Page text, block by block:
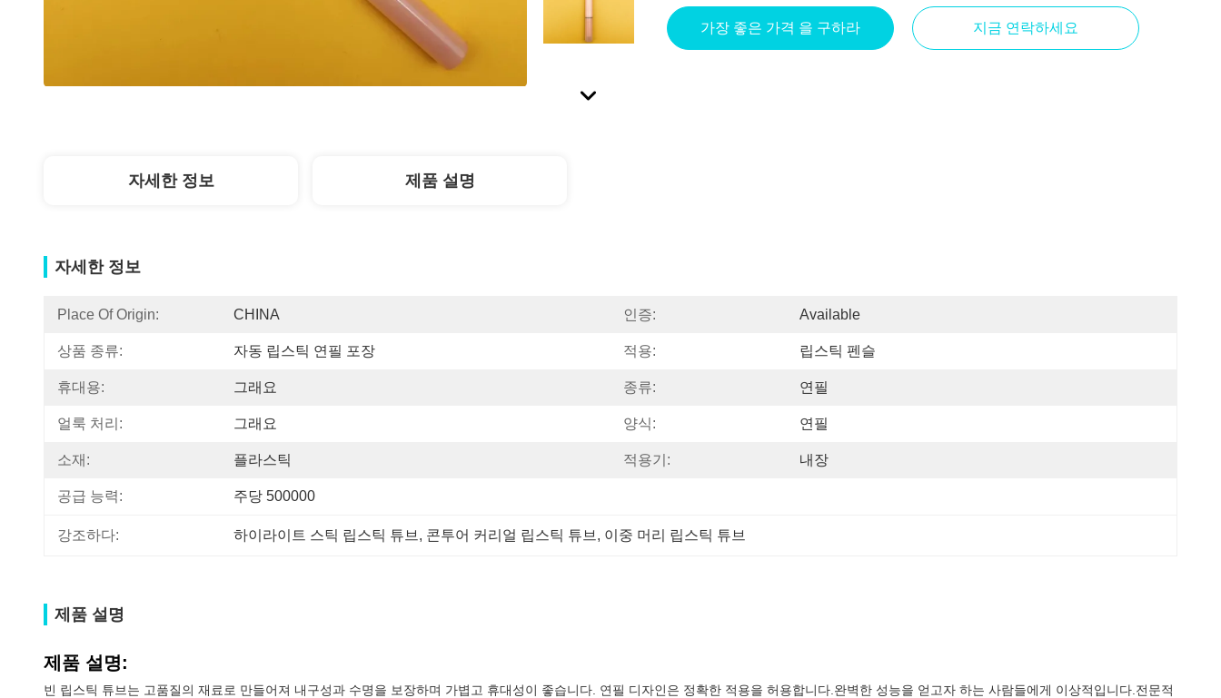
가장 좋은 가격 을 구하라 지금 연락하세요
자세한 정보 제품 설명
자세한 정보
Place Of Origin: CHINA 인증: Available
상품 종류: 자동 립스틱 연필 포장 적용: 립스틱 펜슬
휴대용: 그래요 종류: 연필
얼룩 처리: 그래요 양식: 연필
소재: 플라스틱 적용기: 내장
공급 능력: 주당 500000
강조하다: 하이라이트 스틱 립스틱 튜브 , 콘투어 커리얼 립스틱 튜브 , 이중 머리 립스틱 튜브
제품 설명
제품 설명:
빈 립스틱 튜브는 고품질의 재료로 만들어져 내구성과 수명을 보장하며 가볍고 휴대성이 좋습니다. 연필 디자인은 정확한 적용을 허용합니다.완벽한 성능을 얻고자 하는 사람들에게 이상적입니다.전문적